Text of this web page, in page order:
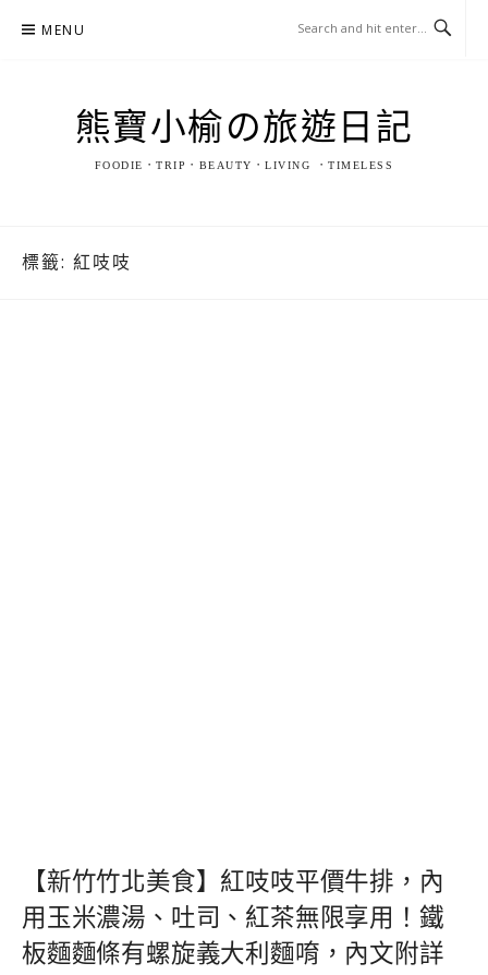
MENU
熊寶小榆の旅遊日記
FOODIE．TRIP．BEAUTY．LIVING ．TIMELESS
標籤: 紅吱吱
【新竹竹北美食】紅吱吱平價牛排，內
用玉米濃湯、吐司、紅茶無限享用！鐵
板麵麵條有螺旋義大利麵唷，內文附詳